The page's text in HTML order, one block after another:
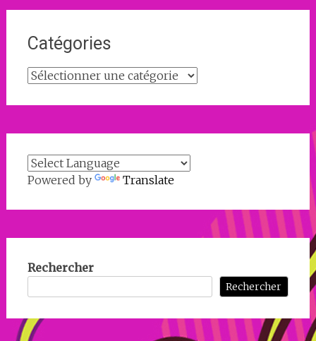
Catégories
Catégories
Powered by Translate
Rechercher
Rechercher